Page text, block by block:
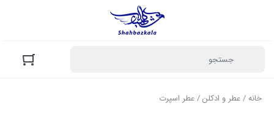
خانه/عطر و ادکلن/ عطر اسپرت